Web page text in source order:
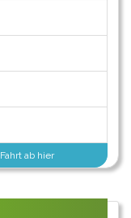
Fahrt ab hier